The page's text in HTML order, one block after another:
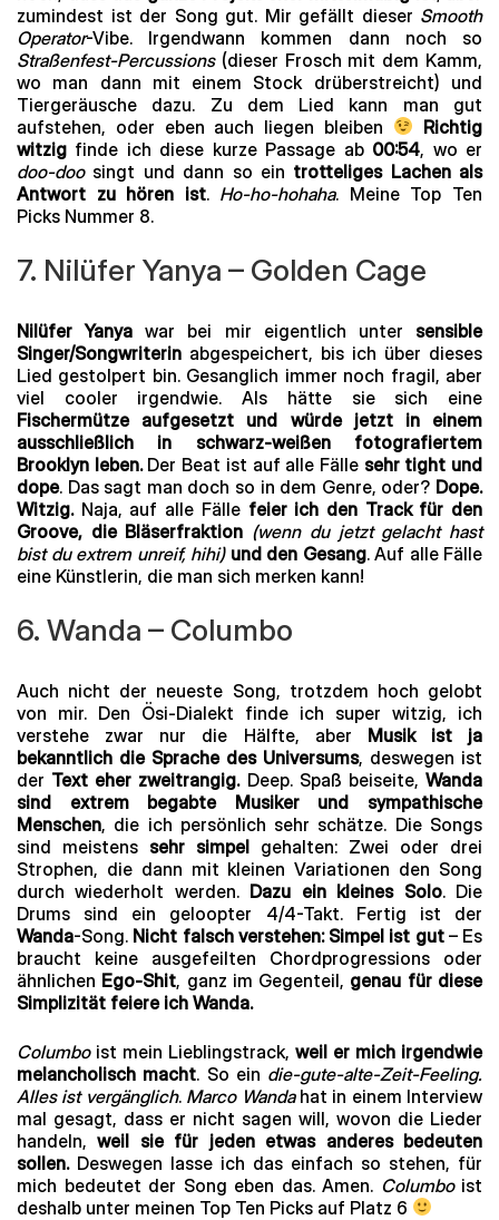
zumindest ist der Song gut. Mir gefällt dieser Smooth
Operator-Vibe. Irgendwann kommen dann noch so
Straßenfest-Percussions(dieser Frosch mit dem Kamm,
wo man dann mit einem Stock drüberstreicht) und
Tiergeräusche dazu. Zu dem Lied kann man gut
aufstehen, oder eben auch liegen bleiben
Richtig
witzig finde ich diese kurze Passage ab 00:54, wo er
doo-doosingt und dann so ein trotteliges Lachen als
Antwort zu hören ist. Ho-ho-hohaha. Meine Top Ten
Picks Nummer 8.
7. Nilüfer Yanya – Golden Cage
Nilüfer Yanya war bei mir eigentlich unter sensible
Singer/Songwriterin abgespeichert, bis ich über dieses
Lied gestolpert bin. Gesanglich immer noch fragil, aber
viel cooler irgendwie. Als hätte sie sich eine
Fischermütze aufgesetzt und würde jetzt in einem
ausschließlich in schwarz-weißen fotografiertem
Brooklyn leben.Der Beat ist auf alle Fälle sehr tight und
dope. Das sagt man doch so in dem Genre, oder? Dope.
Witzig.Naja, auf alle Fälle feier ich den Track für den
Groove, die Bläserfraktion (wenn du jetzt gelacht hast
bist du extrem unreif, hihi)und den Gesang. Auf alle Fälle
eine Künstlerin, die man sich merken kann!
6. Wanda – Columbo
Auch nicht der neueste Song, trotzdem hoch gelobt
von mir. Den Ösi-Dialekt finde ich super witzig, ich
verstehe zwar nur die Hälfte, aber Musik ist ja
bekanntlich die Sprache des Universums, deswegen ist
der Text eher zweitrangig.Deep. Spaß beiseite,Wanda
sind extrem begabte Musiker und sympathische
Menschen, die ich persönlich sehr schätze. Die Songs
sind meistens sehr simpel gehalten: Zwei oder drei
Strophen, die dann mit kleinen Variationen den Song
durch wiederholt werden. Dazu ein kleines Solo. Die
Drums sind ein geloopter 4/4-Takt. Fertig ist der
Wanda-Song. Nicht falsch verstehen: Simpel ist gut– Es
braucht keine ausgefeilten Chordprogressions oder
ähnlichen Ego-Shit, ganz im Gegenteil, genau für diese
Simplizität feiere ich Wanda.
Columboist mein Lieblingstrack, weil er mich irgendwie
melancholisch macht. So ein die-gute-alte-Zeit-Feeling.
Alles ist vergänglich. Marco Wandahat in einem Interview
mal gesagt, dass er nicht sagen will, wovon die Lieder
handeln,weil sie für jeden etwas anderes bedeuten
sollen.Deswegen lasse ich das einfach so stehen, für
mich bedeutet der Song eben das. Amen. Columboist
deshalb unter meinen Top Ten Picks auf Platz 6